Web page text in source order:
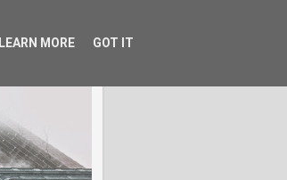
LEARN MORE GOT IT